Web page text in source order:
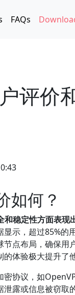
FAQs
评价
如何？
稳定性方面表现
示，超过85%
点布局，确保
体验极大提升了
协议，如
露或信息被窃